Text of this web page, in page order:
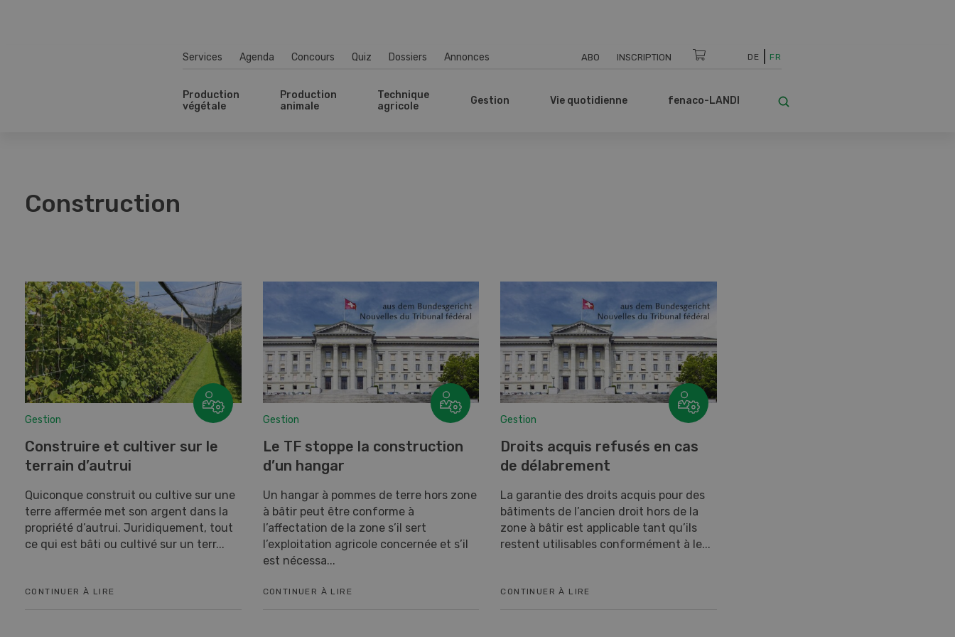
Services Agenda Concours Quiz Dossiers Annonces ABO INSCRIPTION DE FR
Production
végétale
Production
animale
Technique
agricole
Gestion Vie quotidienne fenaco-LANDI
Construction
Gestion
Construire et cultiver sur le
terrain d’autrui
Quiconque construit ou cultive sur une
terre affermée met son argent dans la
propriété d’autrui. Juridiquement, tout
ce qui est bâti ou cultivé sur un terr...
CONTINUER À LIRE
Gestion
Le TF stoppe la construction
d’un hangar
Un hangar à pommes de terre hors zone
à bâtir peut être conforme à
l’affectation de la zone s’il sert
l’exploitation agricole concernée et s’il
est nécessa...
CONTINUER À LIRE
Gestion
Droits acquis refusés en cas
de délabrement
La garantie des droits acquis pour des
bâtiments de l’ancien droit hors de la
zone à bâtir est applicable tant qu’ils
restent utilisables conformément à le...
CONTINUER À LIRE